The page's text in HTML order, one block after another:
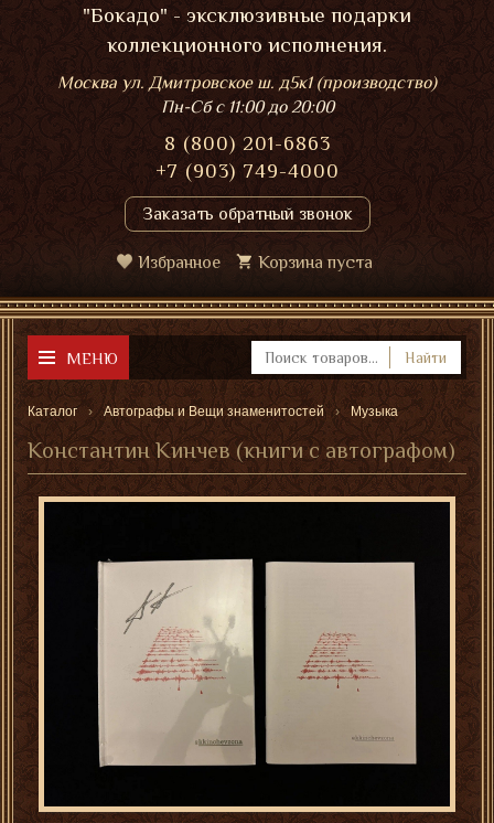
"Бокадо" - эксклюзивные подарки
коллекционного исполнения.
Москва ул. Дмитровское ш. д5к1 (производство)
Пн-Сбс 11:00 до 20:00
8 (800) 201-6863
+7 (903) 749-4000
Заказать обратный звонок
Избранное Корзина пуста
МЕНЮ Найти
Каталог Автографы и Вещи знаменитостей Музыка
Константин Кинчев (книги с автографом)